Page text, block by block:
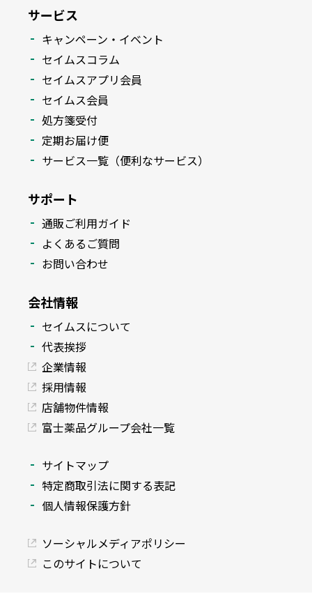
サービス
キャンペーン・イベント
セイムスコラム
セイムスアプリ会員
セイムス会員
処方箋受付
定期お届け便
サービス一覧（便利なサービス）
サポート
通販ご利用ガイド
よくあるご質問
お問い合わせ
会社情報
セイムスについて
代表挨拶
企業情報
採用情報
店舗物件情報
富士薬品グループ会社一覧
サイトマップ
特定商取引法に関する表記
個人情報保護方針
ソーシャルメディアポリシー
このサイトについて